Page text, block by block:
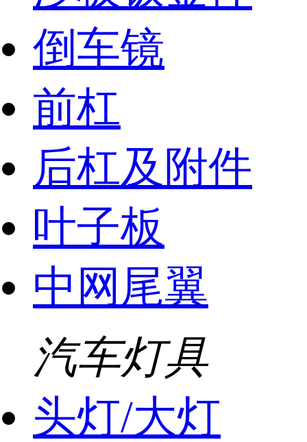
倒车镜
前杠
后杠及附件
叶子板
中网尾翼
汽车灯具
头灯/大灯